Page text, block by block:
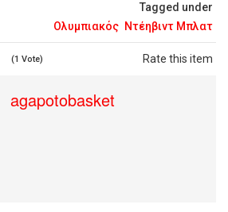
Tagged under
Ολυμπιακός Ντέηβιντ Μπλατ
Rate this item
(1 Vote)
agapotobasket